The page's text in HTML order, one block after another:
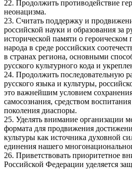
22. Продолжить противодействие
неонацизма.
23. Считать поддержку и
российской науки и образования за
исторической памяти о
народа в среде российских
в странах региона, основными
русского культурного кода и
24. Продолжить последовательную
русского языка и культуры,
это важнейшим условием
самосознания, средством
поколения диаспоры.
25. Уделять внимание организации
формата для продвижения
культуры как источника духовной
единения нашего
26. Приветствовать приоритетное
Российской Федерации уделяется